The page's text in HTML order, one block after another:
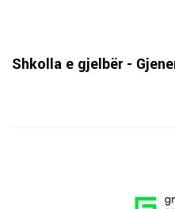
Shkolla e gjelbër -